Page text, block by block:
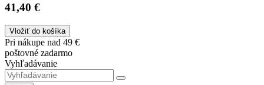
41,40 €
Vložiť do košíka
Pri nákupe nad 49 €
poštovné zadarmo
Vyhľadávanie